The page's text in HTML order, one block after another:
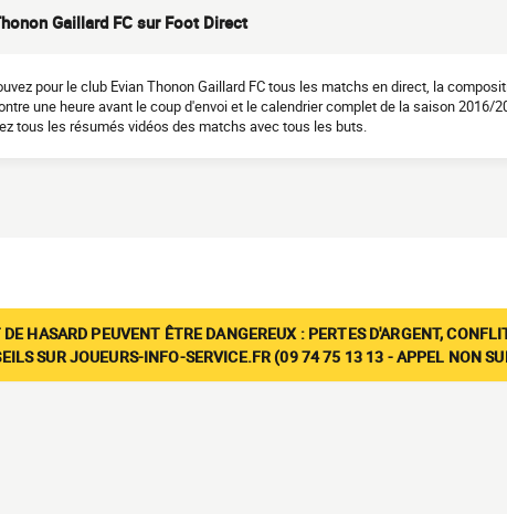
Gaillard FC sur Foot Direct
pour le club Evian Thonon Gaillard FC tous les matchs en direct, la
une heure avant le coup d'envoi et le calendrier complet de la saison 2016/
tous les résumés vidéos des matchs avec tous les buts.
HASARD PEUVENT ÊTRE DANGEREUX : PERTES D'ARGENT,
SUR JOUEURS-INFO-SERVICE.FR (09 74 75 13 13 - APPEL NON